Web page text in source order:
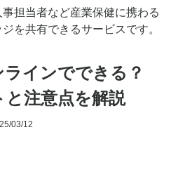
担当者など産業保健に携わる
を共有できるサービスです。
インでできる？
注意点を解説
03/12